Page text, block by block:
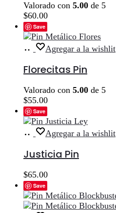
Valorado con 5.00 de 5
$60.00
Save
Añadir
carrito
Agregar a la wishlit
Florecitas Pin
Valorado con 5.00 de 5
$55.00
Save
Añadir
carrito
Agregar a la wishlit
Justicia Pin
$65.00
Save